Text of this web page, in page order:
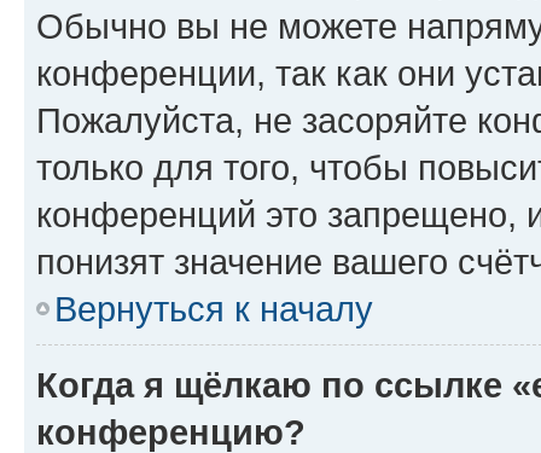
Обычно вы не можете
конференции, так как они
Пожалуйста, не засоряйте
только для того, чтобы
конференций это запрещено,
понизят значение вашего
Вернуться к началу
Когда я щёлкаю по ссылке
конференцию?